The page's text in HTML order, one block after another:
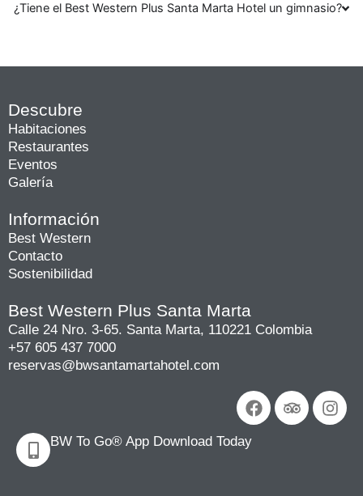
¿Tiene el Best Western Plus Santa Marta Hotel un gimnasio?
Descubre
Habitaciones
Restaurantes
Eventos
Galería
Información
Best Western
Contacto
Sostenibilidad
Best Western Plus Santa Marta
Calle 24 Nro. 3-65. Santa Marta, 110221 Colombia
+57 605 437 7000
reservas@bwsantamartahotel.com
Facebook
BW To Go® App Download Today